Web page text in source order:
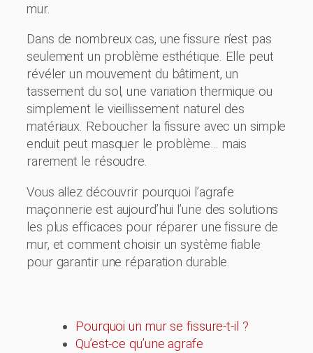
mur.
Dans de nombreux cas, une fissure n’est pas
seulement un problème esthétique. Elle peut
révéler un mouvement du bâtiment, un
tassement du sol, une variation thermique ou
simplement le vieillissement naturel des
matériaux. Reboucher la fissure avec un simple
enduit peut masquer le problème… mais
rarement le résoudre.
Vous allez découvrir pourquoi l’agrafe
maçonnerie est aujourd’hui l’une des solutions
les plus efficaces pour réparer une fissure de
mur, et comment choisir un système fiable
pour garantir une réparation durable.
Pourquoi un mur se fissure-t-il ?
Qu’est-ce qu’une agrafe